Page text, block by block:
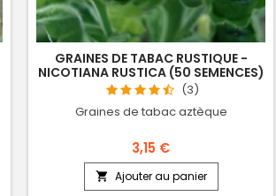
GRAINES DE TABAC RUSTIQUE -
NICOTIANA RUSTICA (50 SEMENCES)
(3)
Graines de tabac aztèque
3,15 €
 Ajouter au panier